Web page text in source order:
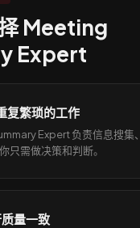
Meeting
Expert
复繁琐的工作
Expert 负责信息搜集
只需做决策和判断。
量一致